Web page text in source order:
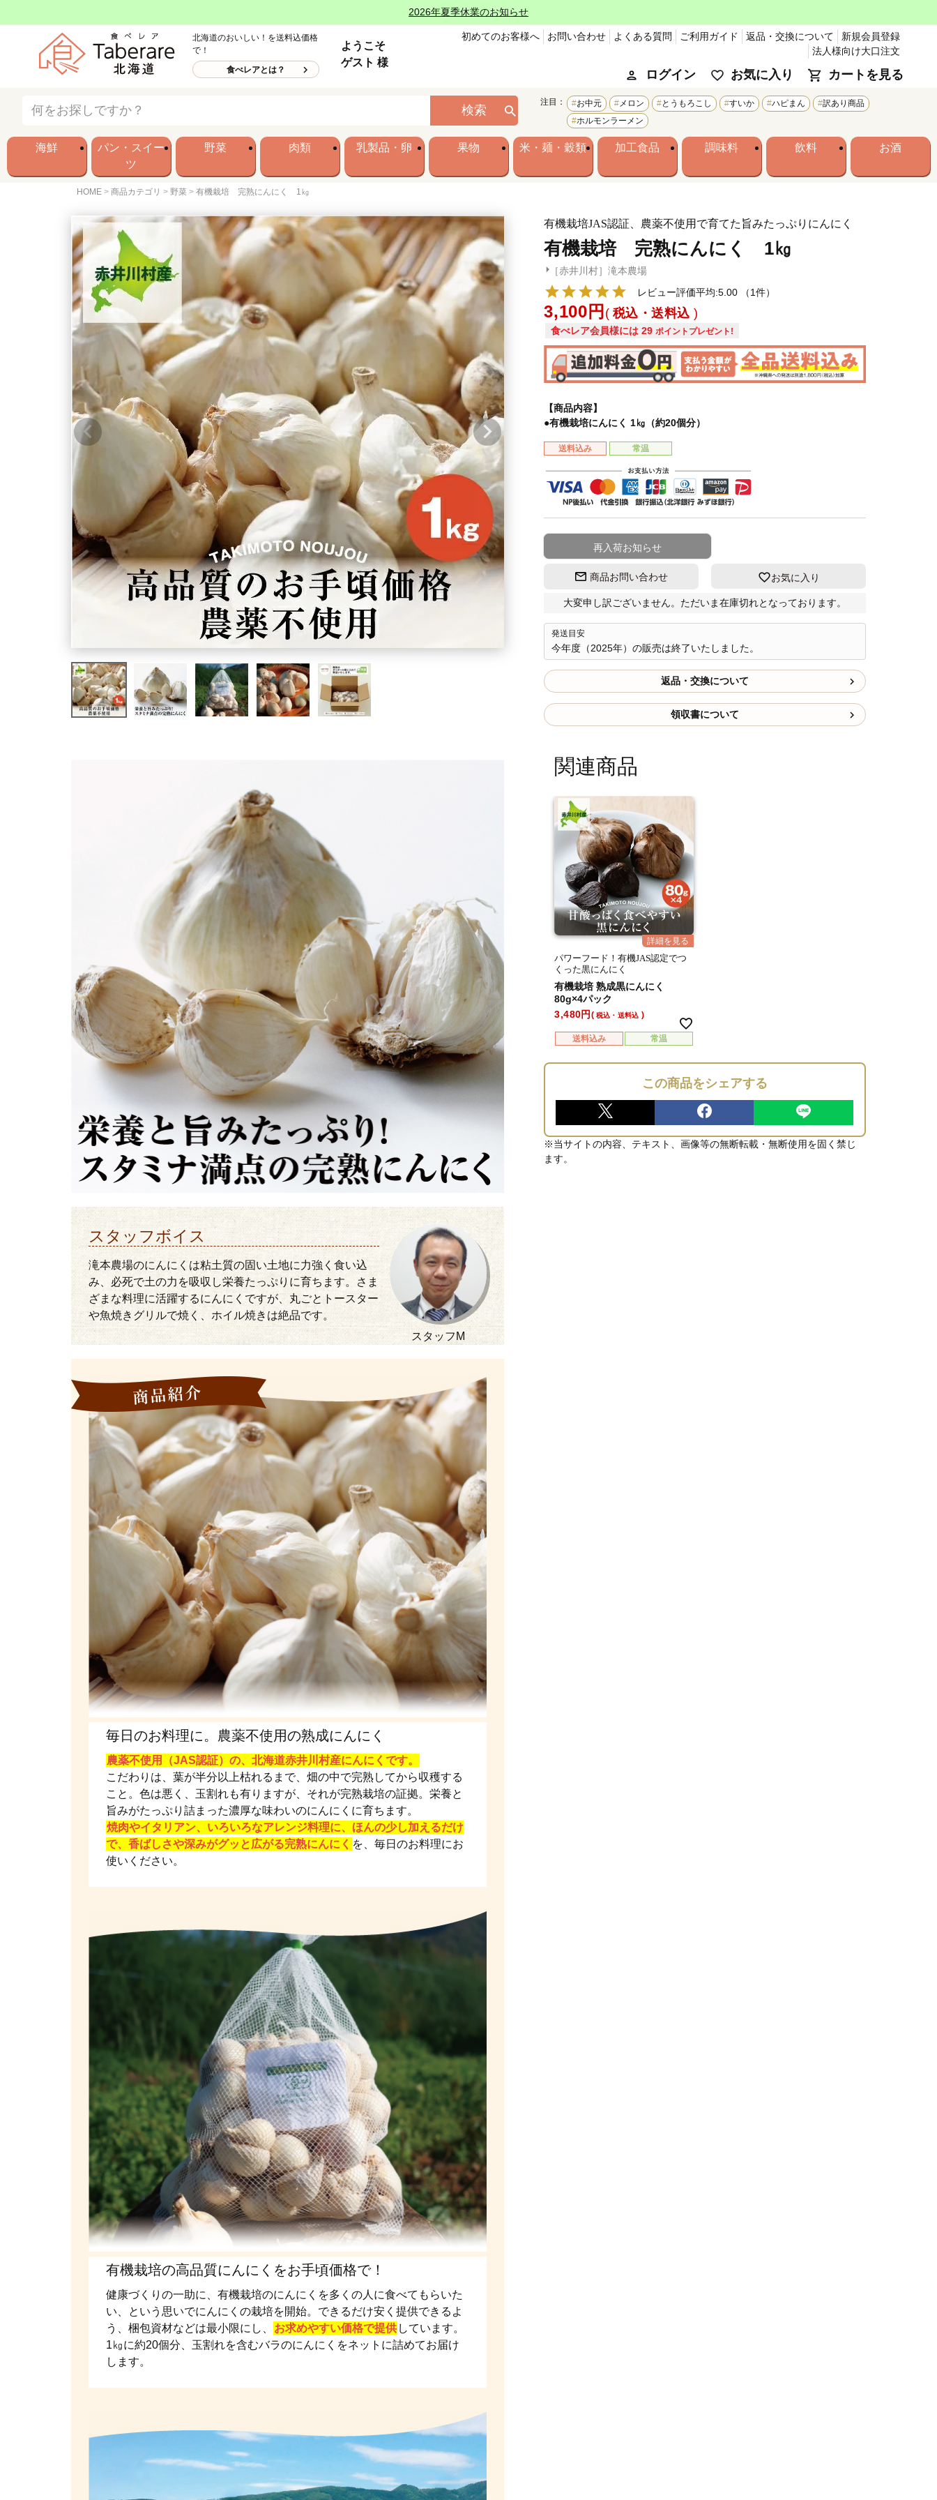
2026年夏季休業のお知らせ
北海道のおいしい！を送料込価格
で！
食べレアとは？
ようこそ
ゲスト 様
初めてのお客様へ お問い合わせ よくある質問 ご利用ガイド 返品・交換について
新規会員登録
法人様向け大口注文
ログイン お気に入り カートを見る
検索
注目： お中元 メロン とうもろこし すいか ハピまん
訳あり商品
ホルモンラーメン
海鮮
パン・スイー
ツ
野菜 肉類 乳製品・卵 果物 米・麺・穀類 加工食品 調味料 飲料 お酒
HOME 商品カテゴリ 野菜 有機栽培 完熟にんにく 1㎏
有機栽培JAS認証、農薬不使用で育てた旨みたっぷりにんにく
有機栽培 完熟にんにく 1㎏
［赤井川村］滝本農場
レビュー評価平均:5.00
（1件）
3,100 税込・送料込
食べレア会員様には 29 ポイントプレゼント!
【商品内容】
●有機栽培にんにく 1㎏（約20個分）
送料込み 常温
再入荷お知らせ
商品お問い合わせ お気に入り
大変申し訳ございません。ただいま在庫切れとなっております。
発送目安
今年度（2025年）の販売は終了いたしました。
返品・交換について
領収書について
関連商品
パワーフード！有機JAS認定でつ
くった黒にんにく
有機栽培 熟成黒にんにく
80g×4パック
送料込み 常温
3,480 税込・送料込
この商品をシェアする
※当サイトの内容、テキスト、画像等の無断転載・無断使用を固く禁じ
ます。
スタッフボイス
滝本農場のにんにくは粘土質の固い土地に力強く食い込
み、必死で土の力を吸収し栄養たっぷりに育ちます。さま
ざまな料理に活躍するにんにくですが、丸ごとトースター
や魚焼きグリルで焼く、ホイル焼きは絶品です。
スタッフM
毎日のお料理に。農薬不使用の熟成にんにく
農薬不使用（JAS認証）の、北海道赤井川村産にんにくです。
こだわりは、葉が半分以上枯れるまで、畑の中で完熟してから収穫する
こと。色は悪く、玉割れも有りますが、それが完熟栽培の証拠。栄養と
旨みがたっぷり詰まった濃厚な味わいのにんにくに育ちます。
焼肉やイタリアン、いろいろなアレンジ料理に、ほんの少し加えるだけ
で、香ばしさや深みがグッと広がる完熟にんにく を、毎日のお料理にお
使いください。
有機栽培の高品質にんにくをお手頃価格で！
健康づくりの一助に、有機栽培のにんにくを多くの人に食べてもらいた
い、という思いでにんにくの栽培を開始。できるだけ安く提供できるよ
う、梱包資材などは最小限にし、
お求めやすい価格で提供 しています。
1㎏に約20個分、玉割れを含むバラのにんにくをネットに詰めてお届け
します。